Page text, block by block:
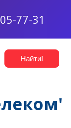
77-31